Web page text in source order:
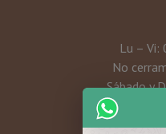
Lu – Vi:
No
Sábado y